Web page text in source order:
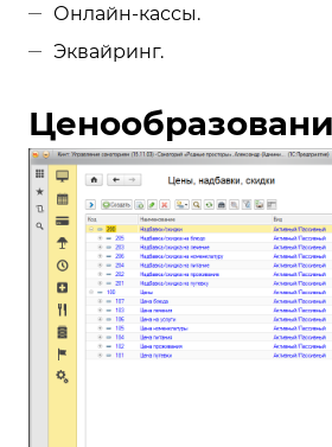
Онлайн-кассы.
Эквайринг.